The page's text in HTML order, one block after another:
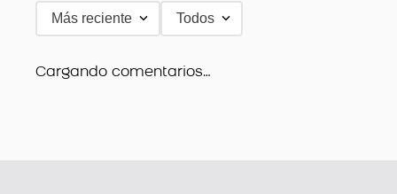
Más reciente Todos
Cargando comentarios…